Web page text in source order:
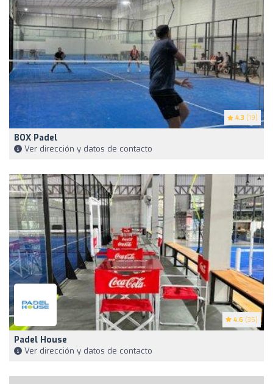
4.3 (19)
BOX Padel
Ver dirección y datos de contacto
4.6 (35)
Padel House
Ver dirección y datos de contacto